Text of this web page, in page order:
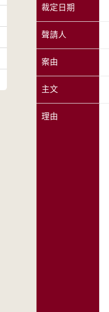
裁定日期
聲請人
案由
主文
理由